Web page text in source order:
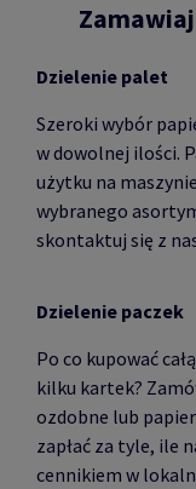
Dzielenie palet
Szeroki wybór
w dowolnej ilości.
użytku na
wybranego
skontaktuj się z
Dzielenie paczek
Po co kupować
kilku kartek?
ozdobne lub
zapłać za tyle, ile
cennikiem w